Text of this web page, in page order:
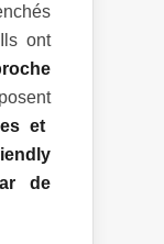
ont
et
de